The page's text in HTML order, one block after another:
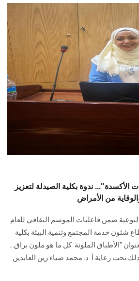
الأنظمة الذكية
الإعلام
تواصل معنا
الطلاب
الزائـرون
سجل الان
الأكسدة"... ندوة بكلية الصيدلة لتعزيز
من الأمراض
ضمن فاعليات الموسم الثقافي للعام
شئون خدمة المجتمع وتنمية البيئة بكلية
بعنوان "الأطباق الملونة: كل ما هو ملون براق…
تحت رعاية أ. د. محمد ضياء زين العابدين